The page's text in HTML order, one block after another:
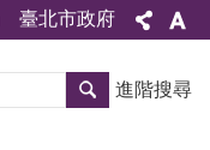
臺北市政府
進階搜尋